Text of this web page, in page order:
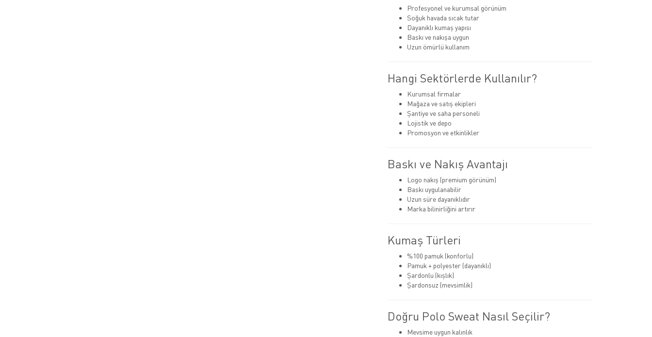
Profesyonel ve kurumsal görünüm
Soğuk havada sıcak tutar
Dayanıklı kumaş yapısı
Baskı ve nakışa uygun
Uzun ömürlü kullanım
Hangi Sektörlerde Kullanılır?
Kurumsal firmalar
Mağaza ve satış ekipleri
Şantiye ve saha personeli
Lojistik ve depo
Promosyon ve etkinlikler
Baskı ve Nakış Avantajı
Logo nakış (premium görünüm)
Baskı uygulanabilir
Uzun süre dayanıklıdır
Marka bilinirliğini artırır
Kumaş Türleri
%100 pamuk (konforlu)
Pamuk + polyester (dayanıklı)
Şardonlu (kışlık)
Şardonsuz (mevsimlik)
Doğru Polo Sweat Nasıl Seçilir?
Mevsime uygun kalınlık